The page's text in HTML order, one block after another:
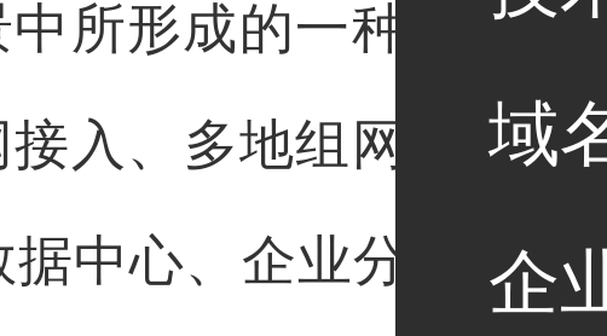
域
企
所形成的一种产品或
入、多地组网及智能
中心、企业分支，三